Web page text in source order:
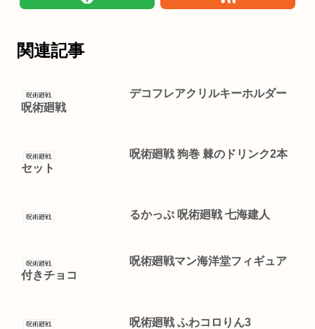
関連記事
呪術廻戦
デコフレアクリルキーホルダー
呪術廻戦
呪術廻戦
呪術廻戦 狗巻 棘のドリンク2本
セット
呪術廻戦 るかっぷ 呪術廻戦 七海建人
呪術廻戦
呪術廻戦マン海洋堂フィギュア
付きチョコ
呪術廻戦 呪術廻戦 ふわコロりん3